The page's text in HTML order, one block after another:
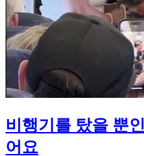
비행기를 탔을 뿐
어요